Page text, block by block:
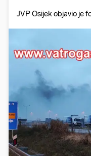
JVP Osijek objavio je